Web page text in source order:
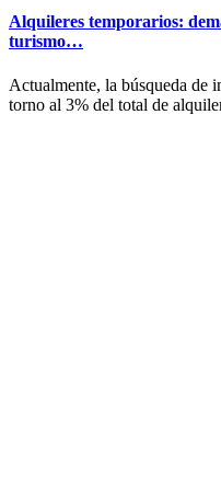
Alquileres temporarios:
turismo…
Actualmente, la búsqueda de
torno al 3% del total de